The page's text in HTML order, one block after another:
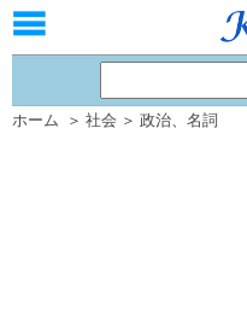
ホーム ＞ 社会 ＞ 政治、 名詞